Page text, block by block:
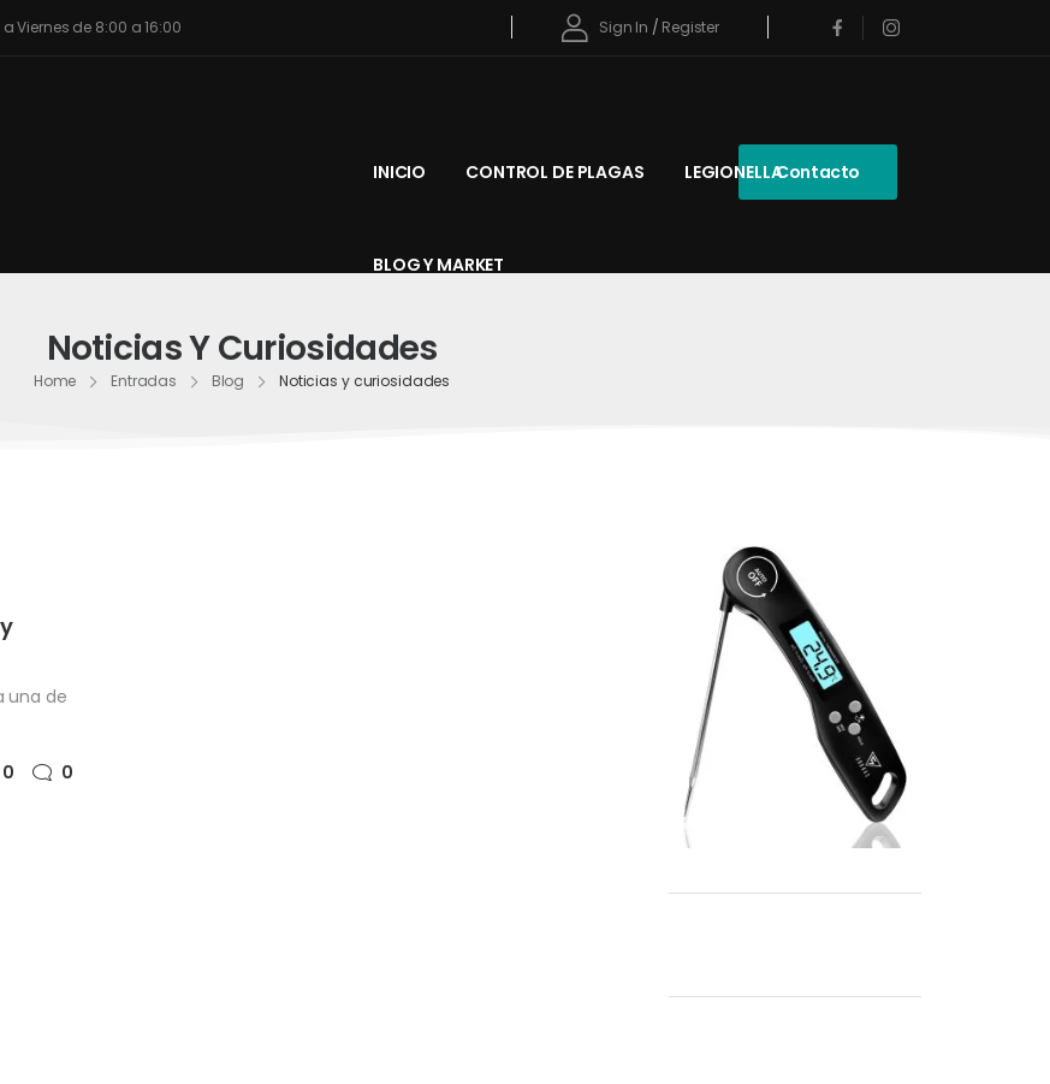
a Viernes de 8:00 a 16:00 Sign In / Register
Contacto
INICIO CONTROL DE PLAGAS LEGIONELLA
BLOG Y MARKET
Noticias Y Curiosidades
Home Entradas Blog Noticias y curiosidades
una de
0 0